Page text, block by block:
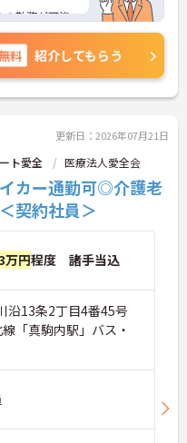
の勤務が可能
！パートにも
トなど、さら
相談くださ
料 紹介してもらう
更新日：2026年07月21日
ト愛全 医療法人愛全会
イカー通勤可◎介護老
契約社員＞
万円程度 諸手当込
沿13条2丁目4番45号
「真駒内駅」バス・